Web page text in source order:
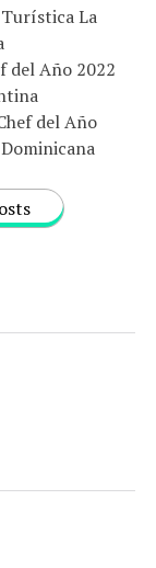
La
del Año 2022
del Año